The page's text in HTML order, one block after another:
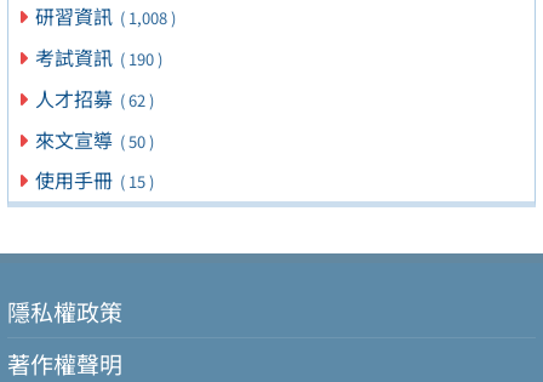
研習資訊 ( 1,008 )
考試資訊 ( 190 )
人才招募 ( 62 )
來文宣導 ( 50 )
使用手冊 ( 15 )
隱私權政策
著作權聲明